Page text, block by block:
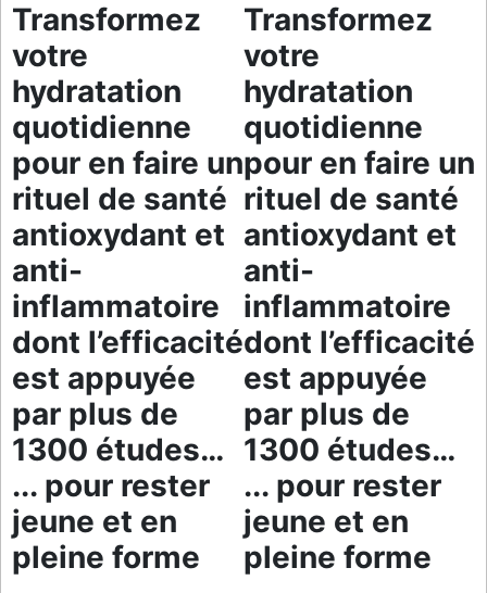
Transformez
votre
hydratation
quotidienne
pour en faire un
rituel de santé
antioxydant et
anti-
inflammatoire
dont l’efficacité
est appuyée
par plus de
1300 études…
... pour rester
jeune et en
pleine forme
Transformez
votre
hydratation
quotidienne
pour en faire un
rituel de santé
antioxydant et
anti-
inflammatoire
dont l’efficacité
est appuyée
par plus de
1300 études…
... pour rester
jeune et en
pleine forme